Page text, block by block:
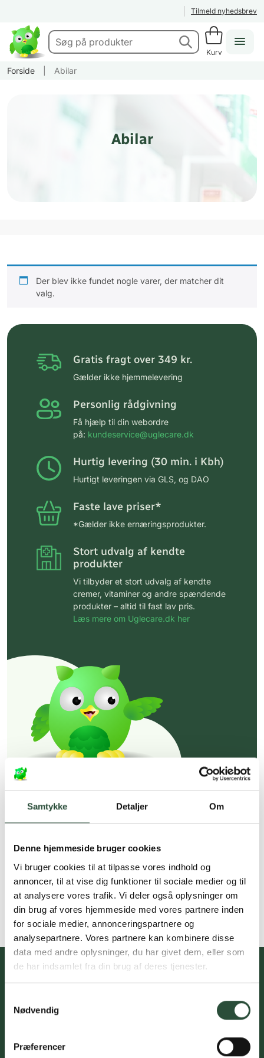
Samtykke Detaljer Om
Denne hjemmeside bruger cookies
Vi bruger cookies til at tilpasse vores indhold og
annoncer, til at vise dig funktioner til sociale medier og til
at analysere vores trafik. Vi deler også oplysninger om
din brug af vores hjemmeside med vores partnere inden
for sociale medier, annonceringspartnere og
analysepartnere. Vores partnere kan kombinere disse
data med andre oplysninger, du har givet dem, eller som
de har indsamlet fra din brug af deres tjenester.
Nødvendig
Præferencer
Tilmeld nyhedsbrev
Kurv
Forside Abilar
Abilar
Der blev ikke fundet nogle varer, der matcher dit
valg.
Gratis fragt over 349 kr.
Gælder ikke hjemmelevering
Personlig rådgivning
Få hjælp til din webordre
på: kundeservice@uglecare.dk
Hurtig levering (30 min. i Kbh)
Hurtigt leveringen via GLS, og DAO
Faste lave priser*
*Gælder ikke ernæringsprodukter.
Stort udvalg af kendte
produkter
Vi tilbyder et stort udvalg af kendte
cremer, vitaminer og andre spændende
produkter – altid til fast lav pris.
Læs mere om Uglecare.dk her
Du skal acceptere cookies for at kunne tilmelde dig vores
nyhedsbrev